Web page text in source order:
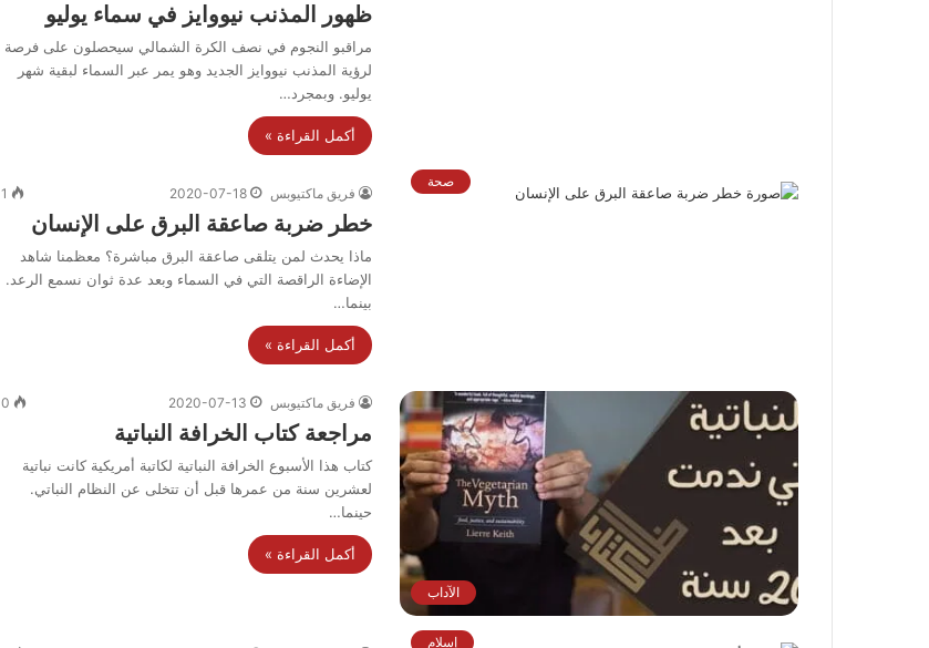
ظهور المذنب نيووايز في سماء يوليو
مراقبو النجوم في نصف الكرة الشمالي سيحصلون على فرصة
لرؤية المذنب نيووايز الجديد وهو يمر عبر السماء لبقية شهر
يوليو. وبمجرد…
أكمل القراءة »
صحة
فريق ماكتيوبس 2020-07-18
1
خطر ضربة صاعقة البرق على الإنسان
ماذا يحدث لمن يتلقى صاعقة البرق مباشرة؟ معظمنا شاهد
الإضاءة الراقصة التي في السماء وبعد عدة ثوان نسمع الرعد.
بينما…
أكمل القراءة »
الآداب
فريق ماكتيوبس 2020-07-13
0
مراجعة كتاب الخرافة النباتية
كتاب هذا الأسبوع الخرافة النباتية لكاتبة أمريكية كانت نباتية
لعشرين سنة من عمرها قبل أن تتخلى عن النظام النباتي.
حينما…
أكمل القراءة »
إسلام